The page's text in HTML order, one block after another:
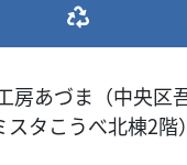
房あづま（中央区
タこうべ北棟2階）